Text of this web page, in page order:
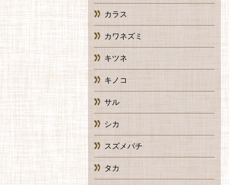
カラス
カワネズミ
キツネ
キノコ
サル
シカ
スズメバチ
タカ